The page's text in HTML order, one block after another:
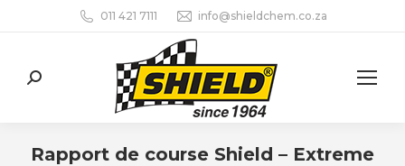
011 421 7111 info@shieldchem.co.za
Search:
Rapport de course Shield – Extreme